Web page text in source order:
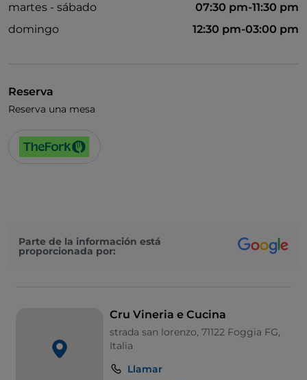
martes - sábado
07:30 pm-11:30 pm
domingo
12:30 pm-03:00 pm
Reserva
Reserva una mesa
Parte de la información está
proporcionada por:
Cru Vineria e Cucina
strada san lorenzo, 71122 Foggia FG,
Italia
Llamar